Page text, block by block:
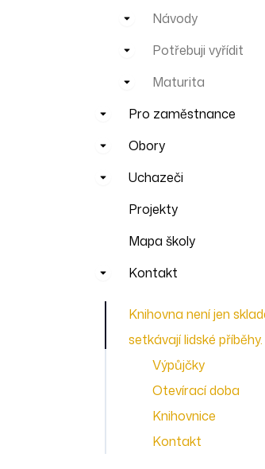
Návody
Potřebuji vyřídit
Maturita
Pro zaměstnance
Obory
Uchazeči
Projekty
Mapa školy
Kontakt
Knihovna není jen
setkávají lidské příběhy.
Výpůjčky
Otevírací doba
Knihovnice
Kontakt